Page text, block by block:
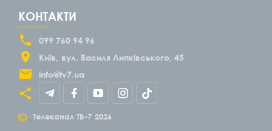
КОНТАКТИ
099 760 94 96
Київ
вул. Василя Липківського, 45
info@tv7.ua
© Телеканал ТВ-7 2026